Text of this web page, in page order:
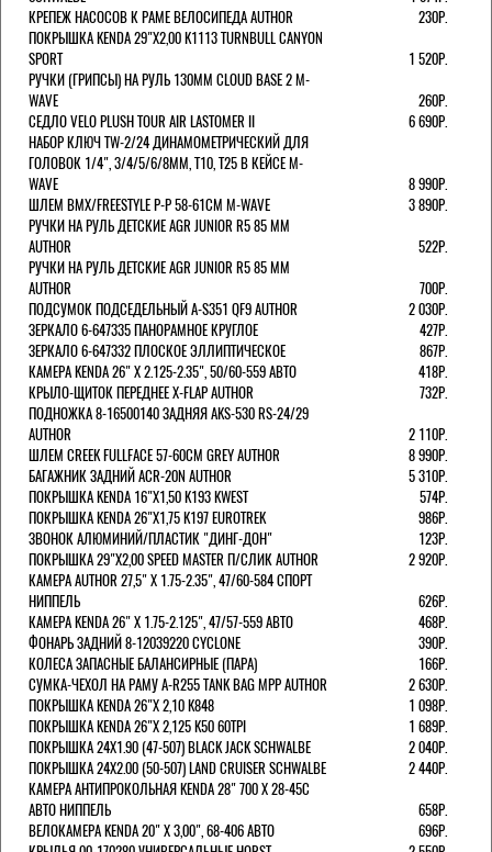
КРЕПЕЖ НАСОСОВ К РАМЕ ВЕЛОСИПЕДА AUTHOR
230Р.
ПОКРЫШКА KENDA 29"Х2,00 K1113 TURNBULL CANYON
SPORT
1 520Р.
РУЧКИ (ГРИПСЫ) НА РУЛЬ 130ММ CLOUD BASE 2 M-
WAVE
260Р.
СЕДЛО VELO PLUSH TOUR AIR LASTOMER II
6 690Р.
НАБОР КЛЮЧ TW-2/24 ДИНАМОМЕТРИЧЕСКИЙ ДЛЯ
ГОЛОВОК 1/4", 3/4/5/6/8ММ, T10, T25 В КЕЙСЕ M-
WAVE
8 990Р.
ШЛЕМ ВМХ/FREESTYLE Р-Р 58-61СМ M-WAVE
3 890Р.
РУЧКИ НА РУЛЬ ДЕТСКИЕ AGR JUNIOR R5 85 ММ
AUTHOR
522Р.
РУЧКИ НА РУЛЬ ДЕТСКИЕ AGR JUNIOR R5 85 ММ
AUTHOR
700Р.
ПОДСУМОК ПОДСЕДЕЛЬНЫЙ A-S351 QF9 AUTHOR
2 030Р.
ЗЕРКАЛО 6-647335 ПАНОРАМНОЕ КРУГЛОЕ
427Р.
ЗЕРКАЛО 6-647332 ПЛОСКОЕ ЭЛЛИПТИЧЕСКОЕ
867Р.
КАМЕРА KENDA 26" Х 2.125-2.35", 50/60-559 АВТО
418Р.
КРЫЛО-ЩИТОК ПЕРЕДНЕЕ X-FLAP AUTHOR
732Р.
ПОДНОЖКА 8-16500140 ЗАДНЯЯ AKS-530 RS-24/29
AUTHOR
2 110Р.
ШЛЕМ CREEK FULLFACE 57-60СМ GREY AUTHOR
8 990Р.
БАГАЖНИК ЗАДНИЙ ACR-20N AUTHOR
5 310Р.
ПОКРЫШКА KENDA 16"Х1,50 K193 KWEST
574Р.
ПОКРЫШКА KENDA 26"Х1,75 K197 EUROTREK
986Р.
ЗВОНОК АЛЮМИНИЙ/ПЛАСТИК "ДИНГ-ДОН"
123Р.
ПОКРЫШКА 29"Х2,00 SPEED MASTER П/СЛИК AUTHOR
2 920Р.
КАМЕРА AUTHOR 27,5" Х 1.75-2.35", 47/60-584 СПОРТ
НИППЕЛЬ
626Р.
КАМЕРА KENDA 26" Х 1.75-2.125", 47/57-559 АВТО
468Р.
ФОНАРЬ ЗАДНИЙ 8-12039220 CYCLONE
390Р.
КОЛЕСА ЗАПАСНЫЕ БАЛАНСИРНЫЕ (ПАРА)
166Р.
CУМКА-ЧЕХОЛ НА РАМУ A-R255 TANK BAG MPP AUTHOR
2 630Р.
ПОКРЫШКА KENDA 26"Х 2,10 K848
1 098Р.
ПОКРЫШКА KENDA 26"Х 2,125 K50 60TPI
1 689Р.
ПОКРЫШКА 24X1.90 (47-507) BLACK JACK SCHWALBE
2 040Р.
ПОКРЫШКА 24X2.00 (50-507) LAND CRUISER SCHWALBE
2 440Р.
КАМЕРА АНТИПРОКОЛЬНАЯ KENDA 28" 700 Х 28-45C
АВТО НИППЕЛЬ
658Р.
ВЕЛОКАМЕРА KENDA 20" Х 3,00", 68-406 АВТО
696Р.